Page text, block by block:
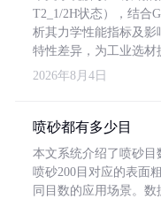
T2_1/2H状态），结合
析其力学性能指标及
特性差异，为工业选材
2026年8月4日
喷砂都有多少目
本文系统介绍了喷砂
喷砂200目对应的表面
同目数的应用场景。数